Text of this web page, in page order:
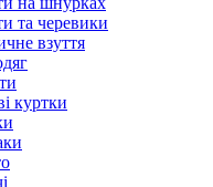
та черевики
взуття
куртки